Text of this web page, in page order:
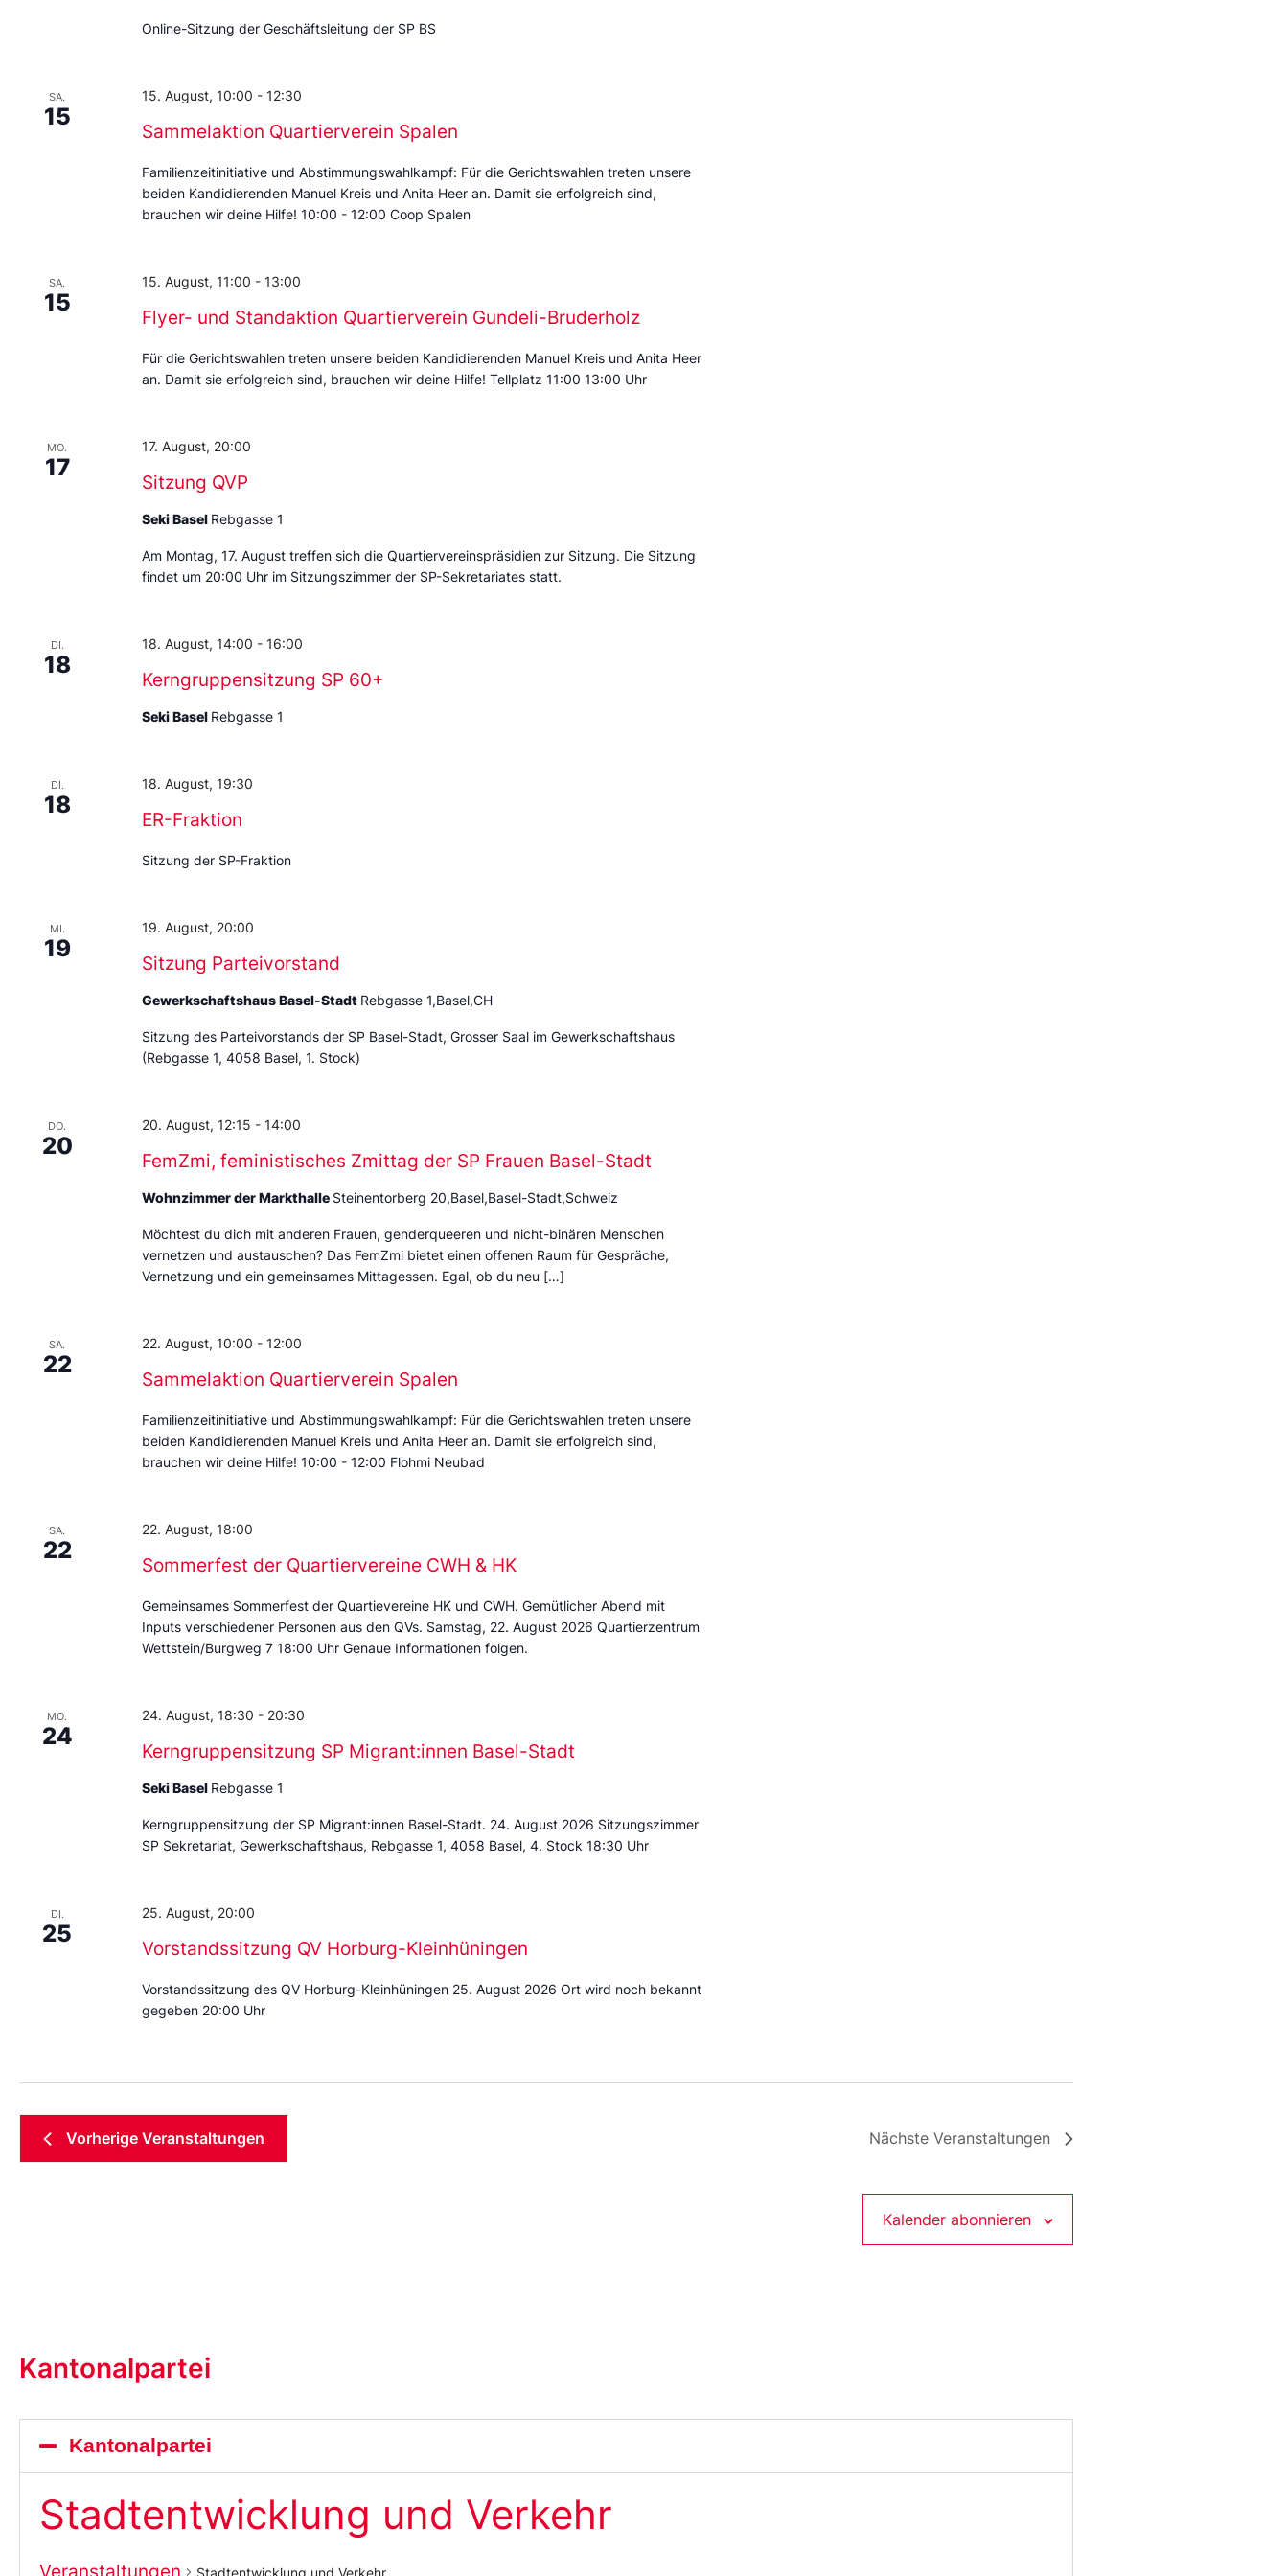
Online-Sitzung der Geschäftsleitung der SP BS
SA.
15
Sammelaktion Quartierverein Spalen
15. August, 10:00 - 12:30
Familienzeitinitiative und Abstimmungswahlkampf: Für die Gerichtswahlen treten unsere
beiden Kandidierenden Manuel Kreis und Anita Heer an. Damit sie erfolgreich sind,
brauchen wir deine Hilfe! 10:00 - 12:00 Coop Spalen
SA.
15
Flyer- und Standaktion Quartierverein Gundeli-Bruderholz
15. August, 11:00 - 13:00
Für die Gerichtswahlen treten unsere beiden Kandidierenden Manuel Kreis und Anita Heer
an. Damit sie erfolgreich sind, brauchen wir deine Hilfe! Tellplatz 11:00 13:00 Uhr
MO.
17
Sitzung QVP
17. August, 20:00
Seki Basel Rebgasse 1
Am Montag, 17. August treffen sich die Quartiervereinspräsidien zur Sitzung. Die Sitzung
findet um 20:00 Uhr im Sitzungszimmer der SP-Sekretariates statt.
DI.
18
Kerngruppensitzung SP 60+
18. August, 14:00 - 16:00
Seki Basel Rebgasse 1
DI.
18
ER-Fraktion
18. August, 19:30
Sitzung der SP-Fraktion
MI.
19
Sitzung Parteivorstand
19. August, 20:00
Gewerkschaftshaus Basel-Stadt Rebgasse 1,Basel,CH
Sitzung des Parteivorstands der SP Basel-Stadt, Grosser Saal im Gewerkschaftshaus
(Rebgasse 1, 4058 Basel, 1. Stock)
DO.
20
FemZmi, feministisches Zmittag der SP Frauen Basel-Stadt
20. August, 12:15 - 14:00
Wohnzimmer der Markthalle Steinentorberg 20,Basel,Basel-Stadt,Schweiz
Möchtest du dich mit anderen Frauen, genderqueeren und nicht-binären Menschen
vernetzen und austauschen? Das FemZmi bietet einen offenen Raum für Gespräche,
Vernetzung und ein gemeinsames Mittagessen. Egal, ob du neu […]
SA.
22
Sammelaktion Quartierverein Spalen
22. August, 10:00 - 12:00
Familienzeitinitiative und Abstimmungswahlkampf: Für die Gerichtswahlen treten unsere
beiden Kandidierenden Manuel Kreis und Anita Heer an. Damit sie erfolgreich sind,
brauchen wir deine Hilfe! 10:00 - 12:00 Flohmi Neubad
SA.
22
Sommerfest der Quartiervereine CWH & HK
22. August, 18:00
Gemeinsames Sommerfest der Quartievereine HK und CWH. Gemütlicher Abend mit
Inputs verschiedener Personen aus den QVs. Samstag, 22. August 2026 Quartierzentrum
Wettstein/Burgweg 7 18:00 Uhr Genaue Informationen folgen.
MO.
24
Kerngruppensitzung SP Migrant:innen Basel-Stadt
24. August, 18:30 - 20:30
Seki Basel Rebgasse 1
Kerngruppensitzung der SP Migrant:innen Basel-Stadt. 24. August 2026 Sitzungszimmer
SP Sekretariat, Gewerkschaftshaus, Rebgasse 1, 4058 Basel, 4. Stock 18:30 Uhr
DI.
25
Vorstandssitzung QV Horburg-Kleinhüningen
25. August, 20:00
Vorstandssitzung des QV Horburg-Kleinhüningen 25. August 2026 Ort wird noch bekannt
gegeben 20:00 Uhr
Vorherige Veranstaltungen Nächste Veranstaltungen
Kalender abonnieren
Kantonalpartei
Kantonalpartei
Stadtentwicklung und Verkehr
Stadtentwicklung und Verkehr